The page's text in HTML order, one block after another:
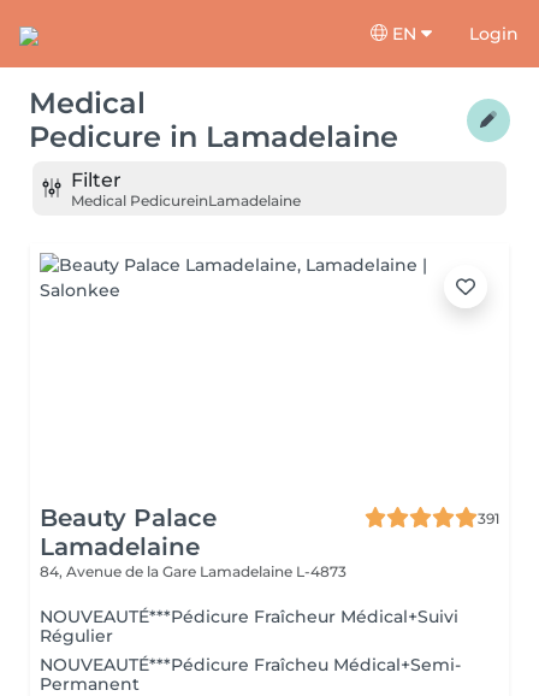
EN Login
Medical
Pedicure in Lamadelaine
Filter
Medical PedicureinLamadelaine
Beauty Palace
Lamadelaine
391
84, Avenue de la Gare Lamadelaine L-4873
NOUVEAUTÉ***Pédicure Fraîcheur Médical+Suivi
Régulier
NOUVEAUTÉ***Pédicure Fraîcheu Médical+Semi-
Permanent